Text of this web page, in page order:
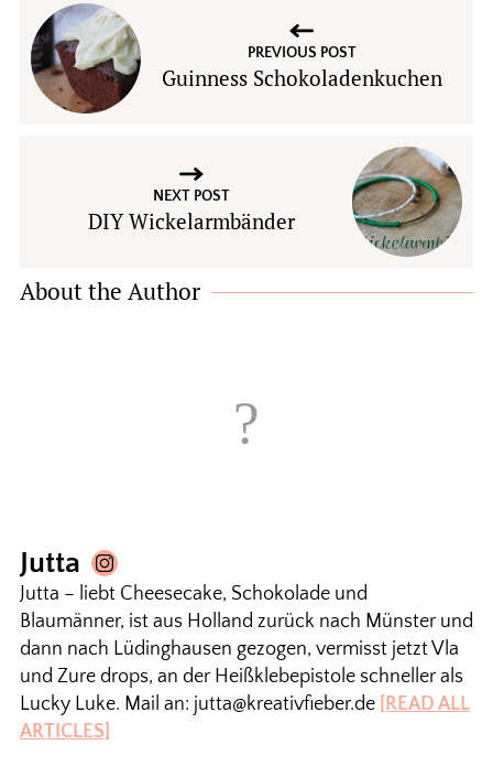
PREVIOUS POST
Guinness Schokoladenkuchen
NEXT POST
DIY Wickelarmbänder
About the Author
Jutta
Jutta – liebt Cheesecake, Schokolade und
Blaumänner, ist aus Holland zurück nach Münster und
dann nach Lüdinghausen gezogen, vermisst jetzt Vla
und Zure drops, an der Heißklebepistole schneller als
Lucky Luke. Mail an: jutta@kreativfieber.de [READ ALL
ARTICLES]